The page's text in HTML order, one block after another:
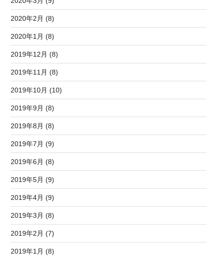
2020年2月 (8)
2020年1月 (8)
2019年12月 (8)
2019年11月 (8)
2019年10月 (10)
2019年9月 (8)
2019年8月 (8)
2019年7月 (9)
2019年6月 (8)
2019年5月 (9)
2019年4月 (9)
2019年3月 (8)
2019年2月 (7)
2019年1月 (8)